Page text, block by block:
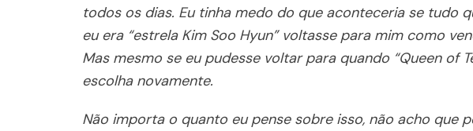
todos os dias. Eu tinha medo do que aconteceria se tudo
eu era “estrela Kim Soo Hyun” voltasse para mim como
Mas mesmo se eu pudesse voltar para quando “Queen of
escolha novamente.
Não importa o quanto eu pense sobre isso, não acho que